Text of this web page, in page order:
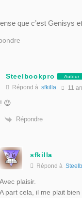
que c’est Genisys
Steelbookpro Auteur
Répond à sfkilla 11
😉
Répondre
sfkilla
Répond à
Avec plaisir.
A part cela, il me plait